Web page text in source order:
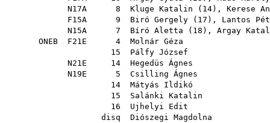
N17A 8 Kluge Katalin ( 14), Kerese
F15A 9 Biró Gergely ( 17 ), Lantos
N15A 7 Bíró Aletta ( 18 ), Argay
ONEB F21E 4
Molnár Géza
15
Pálfy József
N21E 14
Hegedüs Ágnes
N19E 5
Csilling Ágnes
14
Mátyás Ildikó
15
Salánki Katalin
16
Ujhelyi Edit
disq
Diószegi Magdolna